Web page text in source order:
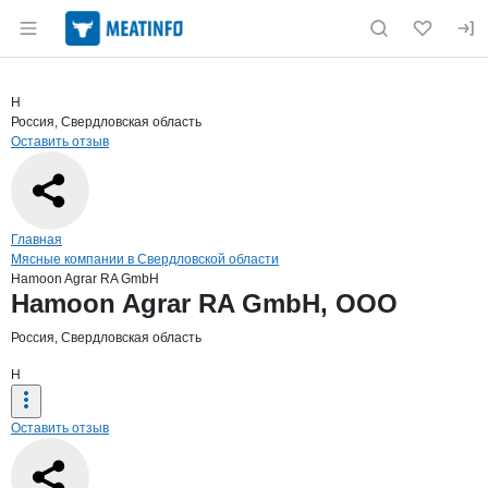
Раздел навигации по сайту meatinfo.ru
Страница компании
Страница компании
Краткая информация о компании
H
Россия, Свердловская область
Оставить отзыв
Навигация по сайту
Главная
Мясные компании в Свердловской области
Hamoon Agrar RA GmbH
Основная информация о компании
Hamoon Agrar RA GmbH, ООО
Россия, Свердловская область
H
Оставить отзыв